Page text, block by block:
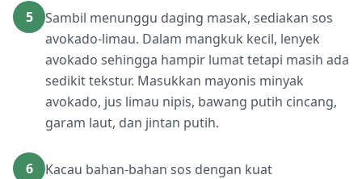
5
Sambil menunggu daging masak, sediakan sos
avokado-limau. Dalam mangkuk kecil, lenyek
avokado sehingga hampir lumat tetapi masih ada
sedikit tekstur. Masukkan mayonis minyak
avokado, jus limau nipis, bawang putih cincang,
garam laut, dan jintan putih.
6
Kacau bahan-bahan sos dengan kuat